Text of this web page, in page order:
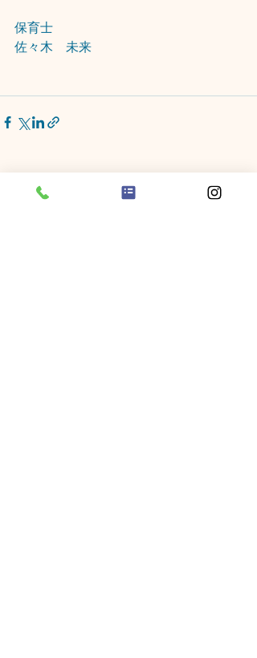
保育士
佐々木　未来
最新記事